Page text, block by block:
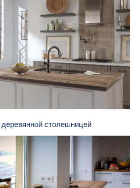
столешницей